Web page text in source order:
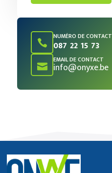
NUMÉRO DE CONTACT
087 22 15 73
EMAIL DE CONTACT
info@onyxe.be